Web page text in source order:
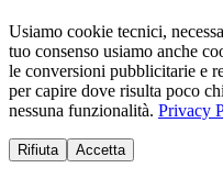
Usiamo cookie tecnici,
tuo consenso usiamo anche
le conversioni pubblicitarie e
per capire dove risulta poco
nessuna funzionalità. Privacy
Rifiuta Accetta